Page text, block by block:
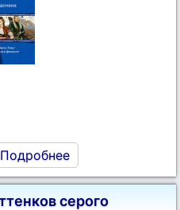
Подробнее
серого